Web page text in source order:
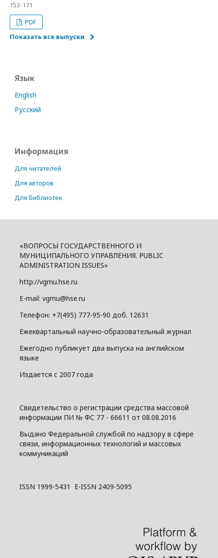
153-171
PDF
Показать все выпуски
Язык
English
Русский
Информация
Для читателей
Для авторов
Для библиотек
«ВОПРОСЫ ГОСУДАРСТВЕННОГО И
МУНИЦИПАЛЬНОГО УПРАВЛЕНИЯ. PUBLIC
ADMINISTRATION ISSUES»
http://vgmu.hse.ru
E-mail: vgmu@hse.ru
Телефон: +7(495) 777-95-90 доб. 12631
Ежеквартальный научно-образовательный журнал
Ежегодно публикует два выпуска на английском
языке
Издается с 2007 года
Свидетельство о регистрации средства массовой
информации ПИ № ФС 77 - 66611 от 08.08.2016
Выдано Федеральной службой по надзору в сфере
связи, информационных технологий и массовых
коммуникаций
ISSN 1999-5431 E-ISSN 2409-5095